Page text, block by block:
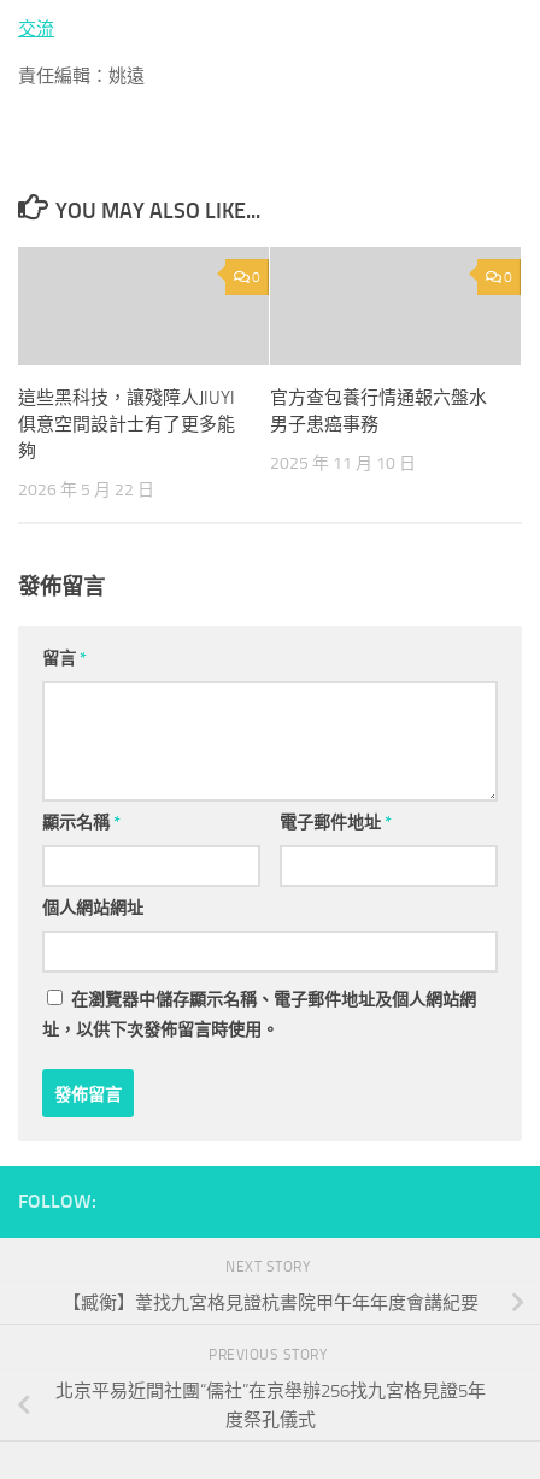
交流
責任編輯：姚遠
YOU MAY ALSO LIKE...
0
這些黑科技，讓殘障人JIUYI
俱意空間設計士有了更多能
夠
2026 年 5 月 22 日
0
官方查包養行情通報六盤水
男子患癌事務
2025 年 11 月 10 日
發佈留言
留言*
顯示名稱* 電子郵件地址*
個人網站網址
在瀏覽器中儲存顯示名稱、電子郵件地址及個人網站網
址，以供下次發佈留言時使用。
FOLLOW:
NEXT STORY
【臧衡】葦找九宮格見證杭書院甲午年年度會講紀要
PREVIOUS STORY
北京平易近間社團“儒社”在京舉辦256找九宮格見證5年
度祭孔儀式